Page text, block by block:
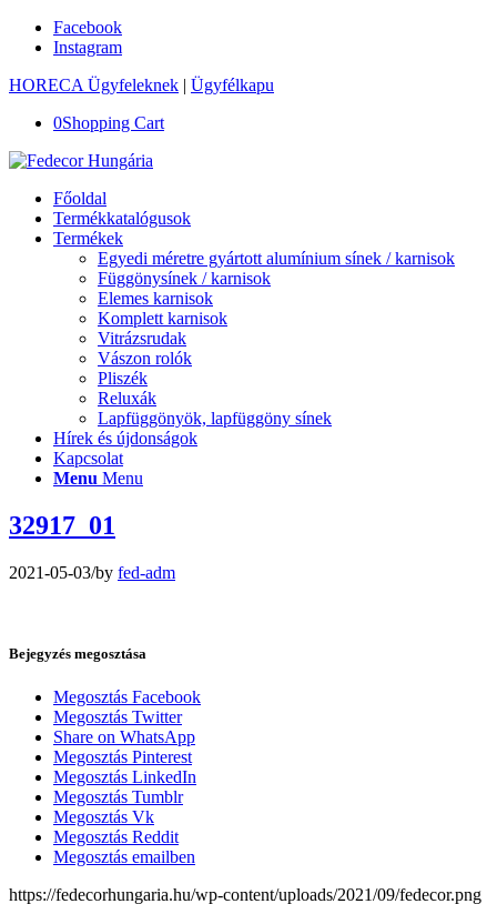
Facebook
Instagram
HORECA Ügyfeleknek | Ügyfélkapu
0Shopping Cart
Főoldal
Termékkatalógusok
Termékek
Egyedi méretre gyártott alumínium sínek / karnisok
Függönysínek / karnisok
Elemes karnisok
Komplett karnisok
Vitrázsrudak
Vászon rolók
Pliszék
Reluxák
Lapfüggönyök, lapfüggöny sínek
Hírek és újdonságok
Kapcsolat
Menu Menu
32917_01
2021-05-03/by fed-adm
Bejegyzés megosztása
Megosztás Facebook
Megosztás Twitter
Share on WhatsApp
Megosztás Pinterest
Megosztás LinkedIn
Megosztás Tumblr
Megosztás Vk
Megosztás Reddit
Megosztás emailben
https://fedecorhungaria.hu/wp-content/uploads/2021/09/fedecor.png